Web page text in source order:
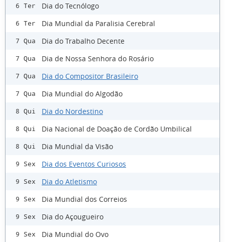
6 Ter Dia do Tecnólogo
6 Ter Dia Mundial da Paralisia Cerebral
7 Qua Dia do Trabalho Decente
7 Qua Dia de Nossa Senhora do Rosário
7 Qua Dia do Compositor Brasileiro
7 Qua Dia Mundial do Algodão
8 Qui Dia do Nordestino
8 Qui Dia Nacional de Doação de Cordão Umbilical
8 Qui Dia Mundial da Visão
9 Sex Dia dos Eventos Curiosos
9 Sex Dia do Atletismo
9 Sex Dia Mundial dos Correios
9 Sex Dia do Açougueiro
9 Sex Dia Mundial do Ovo